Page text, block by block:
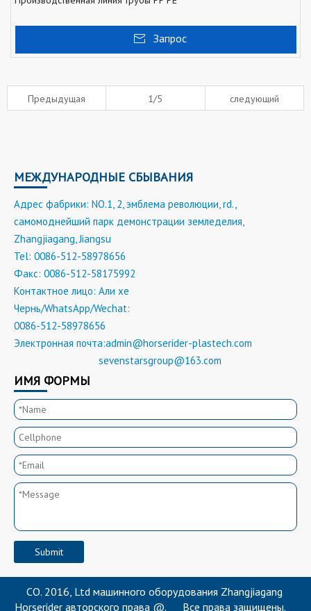
Запрос
Предыдущая 1/5 следующий
МЕЖДУНАРОДНЫЕ СБЫВАНИЯ
Адрес фабрики: NO.1, 2, эмблема революции, rd.,
самомоднейший парк демонстрации земледелия,
Zhangjiagang, Jiangsu
Tel: 0086-512-58978656
Факс: 0086-512-58175992
Контактное лицо: Али хе
Чернь/WhatsApp/Wechat:
0086-512-58978656
Электронная почта:admin@horserider-plastech.com
sevenstarsgroup@163.com
ИМЯ ФОРМЫ
CO. 2016, Ltd машинного оборудования Zhangjiagang
Horserider авторского права @.      Все права защищены.